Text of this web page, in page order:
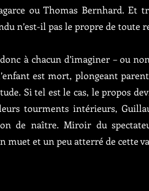
ou Thomas Bernhard. Et
n’est-il pas le propre de toute
à chacun d’imaginer – ou
est mort, plongeant
Si tel est le cas, le propos
tourments intérieurs,
de naître. Miroir du
muet et un peu atterré de cette